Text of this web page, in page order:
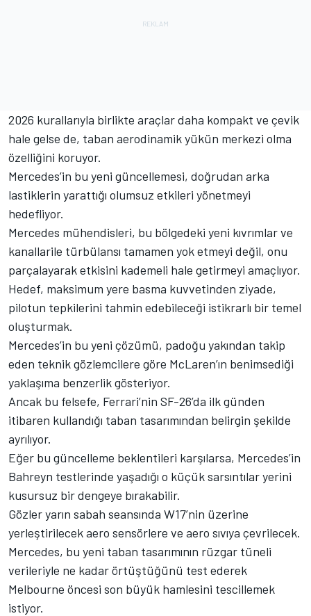
2026 kurallarıyla birlikte araçlar daha kompakt ve çevik
hale gelse de, taban aerodinamik yükün merkezi olma
özelliğini koruyor.
Mercedes’in bu yeni güncellemesi, doğrudan arka
lastiklerin yarattığı olumsuz etkileri yönetmeyi
hedefliyor.
Mercedes mühendisleri, bu bölgedeki yeni kıvrımlar ve
kanallarile türbülansı tamamen yok etmeyi değil, onu
parçalayarak etkisini kademeli hale getirmeyi amaçlıyor.
Hedef, maksimum yere basma kuvvetinden ziyade,
pilotun tepkilerini tahmin edebileceği istikrarlı bir temel
oluşturmak.
Mercedes’in bu yeni çözümü, padoğu yakından takip
eden teknik gözlemcilere göre McLaren’ın benimsediği
yaklaşıma benzerlik gösteriyor.
Ancak bu felsefe, Ferrari’nin SF-26’da ilk günden
itibaren kullandığı taban tasarımından belirgin şekilde
ayrılıyor.
Eğer bu güncelleme beklentileri karşılarsa, Mercedes’in
Bahreyn testlerinde yaşadığı o küçük sarsıntılar yerini
kusursuz bir dengeye bırakabilir.
Gözler yarın sabah seansında W17’nin üzerine
yerleştirilecek aero sensörlere ve aero sıvıya çevrilecek.
Mercedes, bu yeni taban tasarımının rüzgar tüneli
verileriyle ne kadar örtüştüğünü test ederek
Melbourne öncesi son büyük hamlesini tescillemek
istiyor.